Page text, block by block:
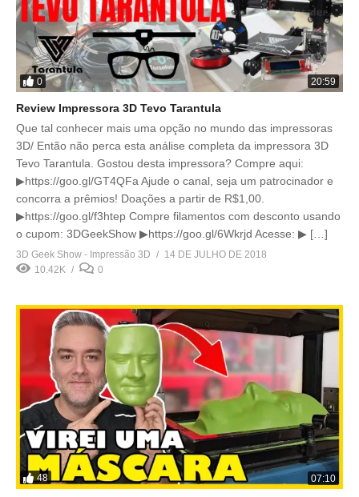
0 20:59
Review Impressora 3D Tevo Tarantula
Que tal conhecer mais uma opção no mundo das impressoras
3D/ Então não perca esta análise completa da impressora 3D
Tevo Tarantula. Gostou desta impressora? Compre aqui:
▶https://goo.gl/GT4QFa Ajude o canal, seja um patrocinador e
concorra a prêmios! Doações a partir de R$1,00.
▶https://goo.gl/f3htep Compre filamentos com desconto usando
o cupom: 3DGeekShow ▶https://goo.gl/6Wkrjd Acesse: ▶ […]
3D Geek Show - Impressão 3D
14 DE JULHO DE 2018
10.42K
0
48 07:10